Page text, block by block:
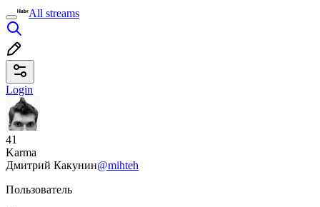
All streams
Login
41
Karma
Дмитрий Какунин@mihteh
Пользователь